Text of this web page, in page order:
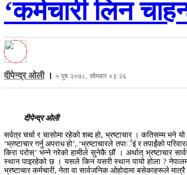
‘कर्मचारी लिन
दीपेन्द्र ओली। ५ पुष २०७८, सोमबार ०३:२६
दीपेन्द्र ओली
सर्वत्र चर्चा र चासोमा रहेको शब्द हो, भ्रष्टाचार । कतिसम्म भने
‘भ्रष्टाचार गर्नु अपराध हो’, ‘भ्रष्टाचारले तपार्इं र तपाईंको
किरा परोस्’ भन्ने गरेको हामीले सुनेकै छौं । अर्थात् भ्रष्टाचार
स्थान पाइरहेको छ । यसले किन यसरी स्थान पायो होला ?
भ्रष्टाचार कर्मचारी, नेता वा सार्वजनिक ओहोदामा बसेकाहरूले